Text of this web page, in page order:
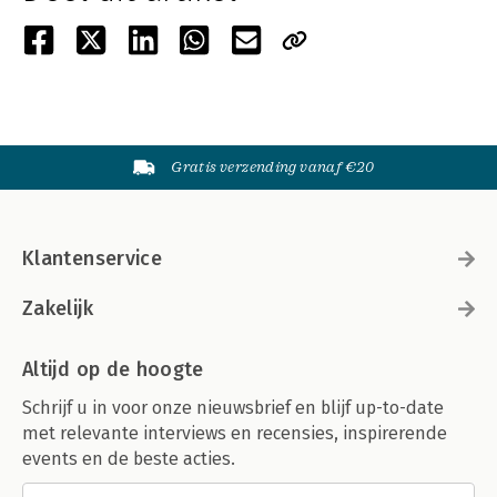
Gratis verzending vanaf €20
Klantenservice
Zakelijk
Altijd op de hoogte
Schrijf u in voor onze nieuwsbrief en blijf up-to-date
met relevante interviews en recensies, inspirerende
events en de beste acties.